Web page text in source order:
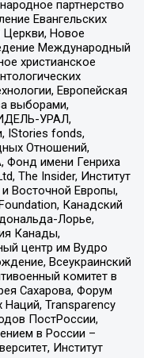
партнерство
Евангельских
Церкви, Новое
Международный
христианское
Европейская
выборами,
УРАЛ,
IStories fonds,
Отношений,
имени Генриха
The Insider, Институт
Восточной Европы,
Канадский
Лорье,
Канады,
центр им Вудро
Всеукраинский
комитет в
Сахарова, Форум
Transparеncy
ПостРоссии,
в России –
Институт